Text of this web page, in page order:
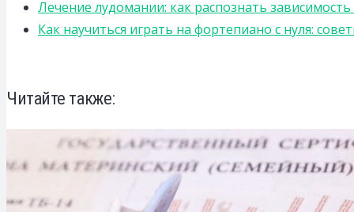
Лечение лудомании: как распознать
Как научиться играть на фортепиано с нуля:
Читайте также: